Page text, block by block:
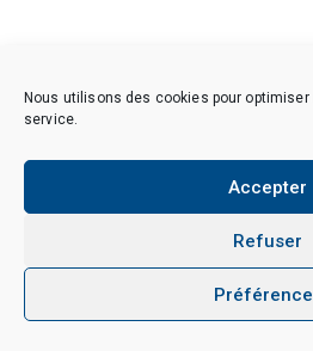
Nous utilisons des cookies pour
service.
Accepter
Refuser